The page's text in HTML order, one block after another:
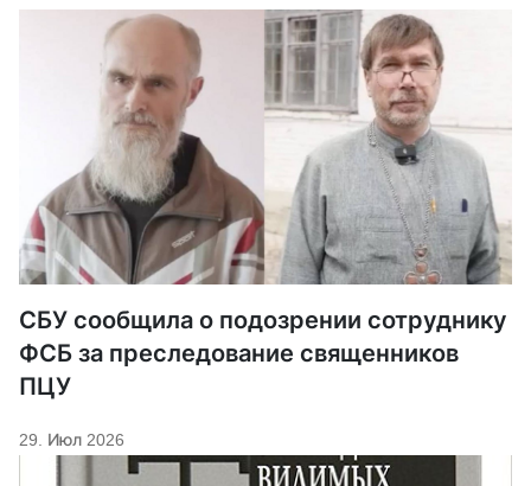
СБУ сообщила о подозрении сотруднику
ФСБ за преследование священников
ПЦУ
29. Июл 2026